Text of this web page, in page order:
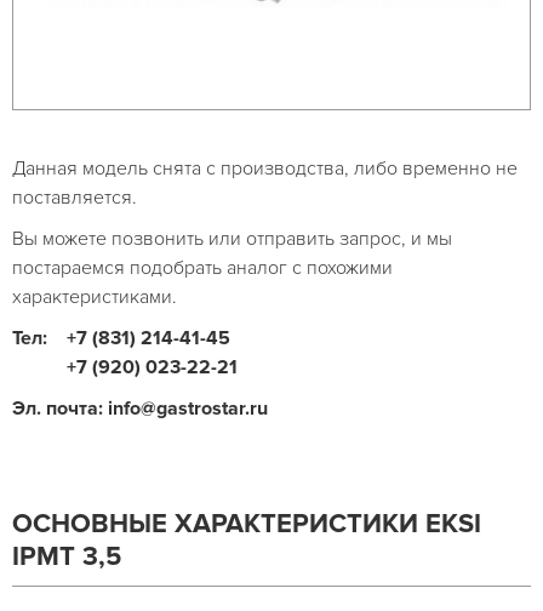
Данная модель снята с производства, либо временно не
поставляется.
Вы можете позвонить или отправить запрос, и мы
постараемся подобрать аналог с похожими
характеристиками.
Тел:
+7 (831) 214-41-45
+7 (920) 023-22-21
Эл. почта: info@gastrostar.ru
ОСНОВНЫЕ ХАРАКТЕРИСТИКИ EKSI
IPMT 3,5